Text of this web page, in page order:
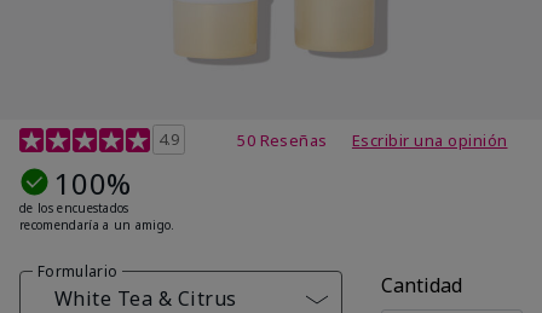
Calificación de clientes de 4,7 de 5
4.9 50 Reseñas Escribir una opinión
100%
de los encuestados
recomendaría a un amigo.
Formulario
White Tea & Citrus Cantidad